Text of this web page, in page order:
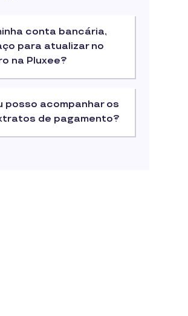
conta bancária,
para atualizar no
na Pluxee?
posso acompanhar os
de pagamento?